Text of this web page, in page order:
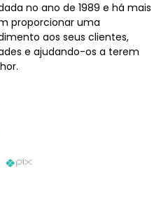
no ano de 1989 e há mais
proporcionar uma
aos seus clientes,
e ajudando-os a terem